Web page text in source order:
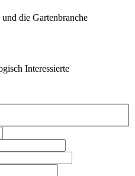
die Gartenbranche
Interessierte